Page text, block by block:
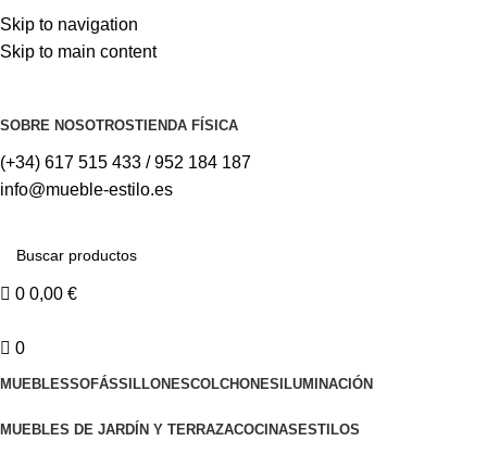
Skip to navigation
Skip to main content
SOBRE NOSOTROSTIENDA FÍSICA
(+34) 617 515 433 / 952 184 187
info@mueble-estilo.es
0 0,00 €
0
MUEBLESSOFÁSSILLONESCOLCHONES ILUMINACIÓN
MUEBLES DE JARDÍN Y TERRAZACOCINAS ESTILOS